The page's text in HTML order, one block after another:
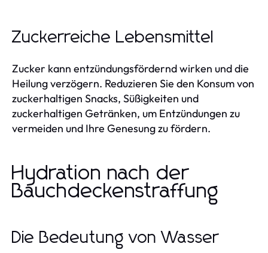
Zuckerreiche Lebensmittel
Zucker kann entzündungsfördernd wirken und die
Heilung verzögern. Reduzieren Sie den Konsum von
zuckerhaltigen Snacks, Süßigkeiten und
zuckerhaltigen Getränken, um Entzündungen zu
vermeiden und Ihre Genesung zu fördern.
Hydration nach der
Bauchdeckenstraffung
Die Bedeutung von Wasser